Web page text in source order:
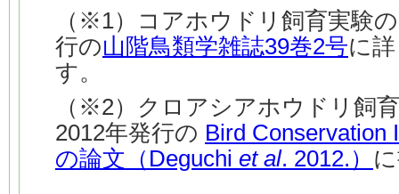
（※1）コアホウドリ飼育実験
行の山階鳥類学雑誌39巻2号に
す。
（※2）クロアシアホウドリ飼
2012年発行の Bird Conservation
の論文（Deguchi et al. 2012.）